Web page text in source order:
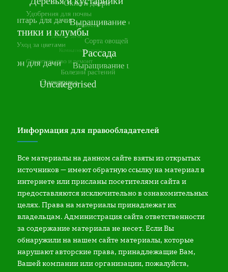
Информация для правообладателей
Все материалы на данном сайте взяты из открытых
источников — имеют обратную ссылку на материал в
интернете или присланы посетителями сайта и
предоставляются исключительно в ознакомительных
целях. Права на материалы принадлежат их
владельцам. Администрация сайта ответственности
за содержание материала не несет. Если Вы
обнаружили на нашем сайте материалы, которые
нарушают авторские права, принадлежащие Вам,
Вашей компании или организации, пожалуйста,